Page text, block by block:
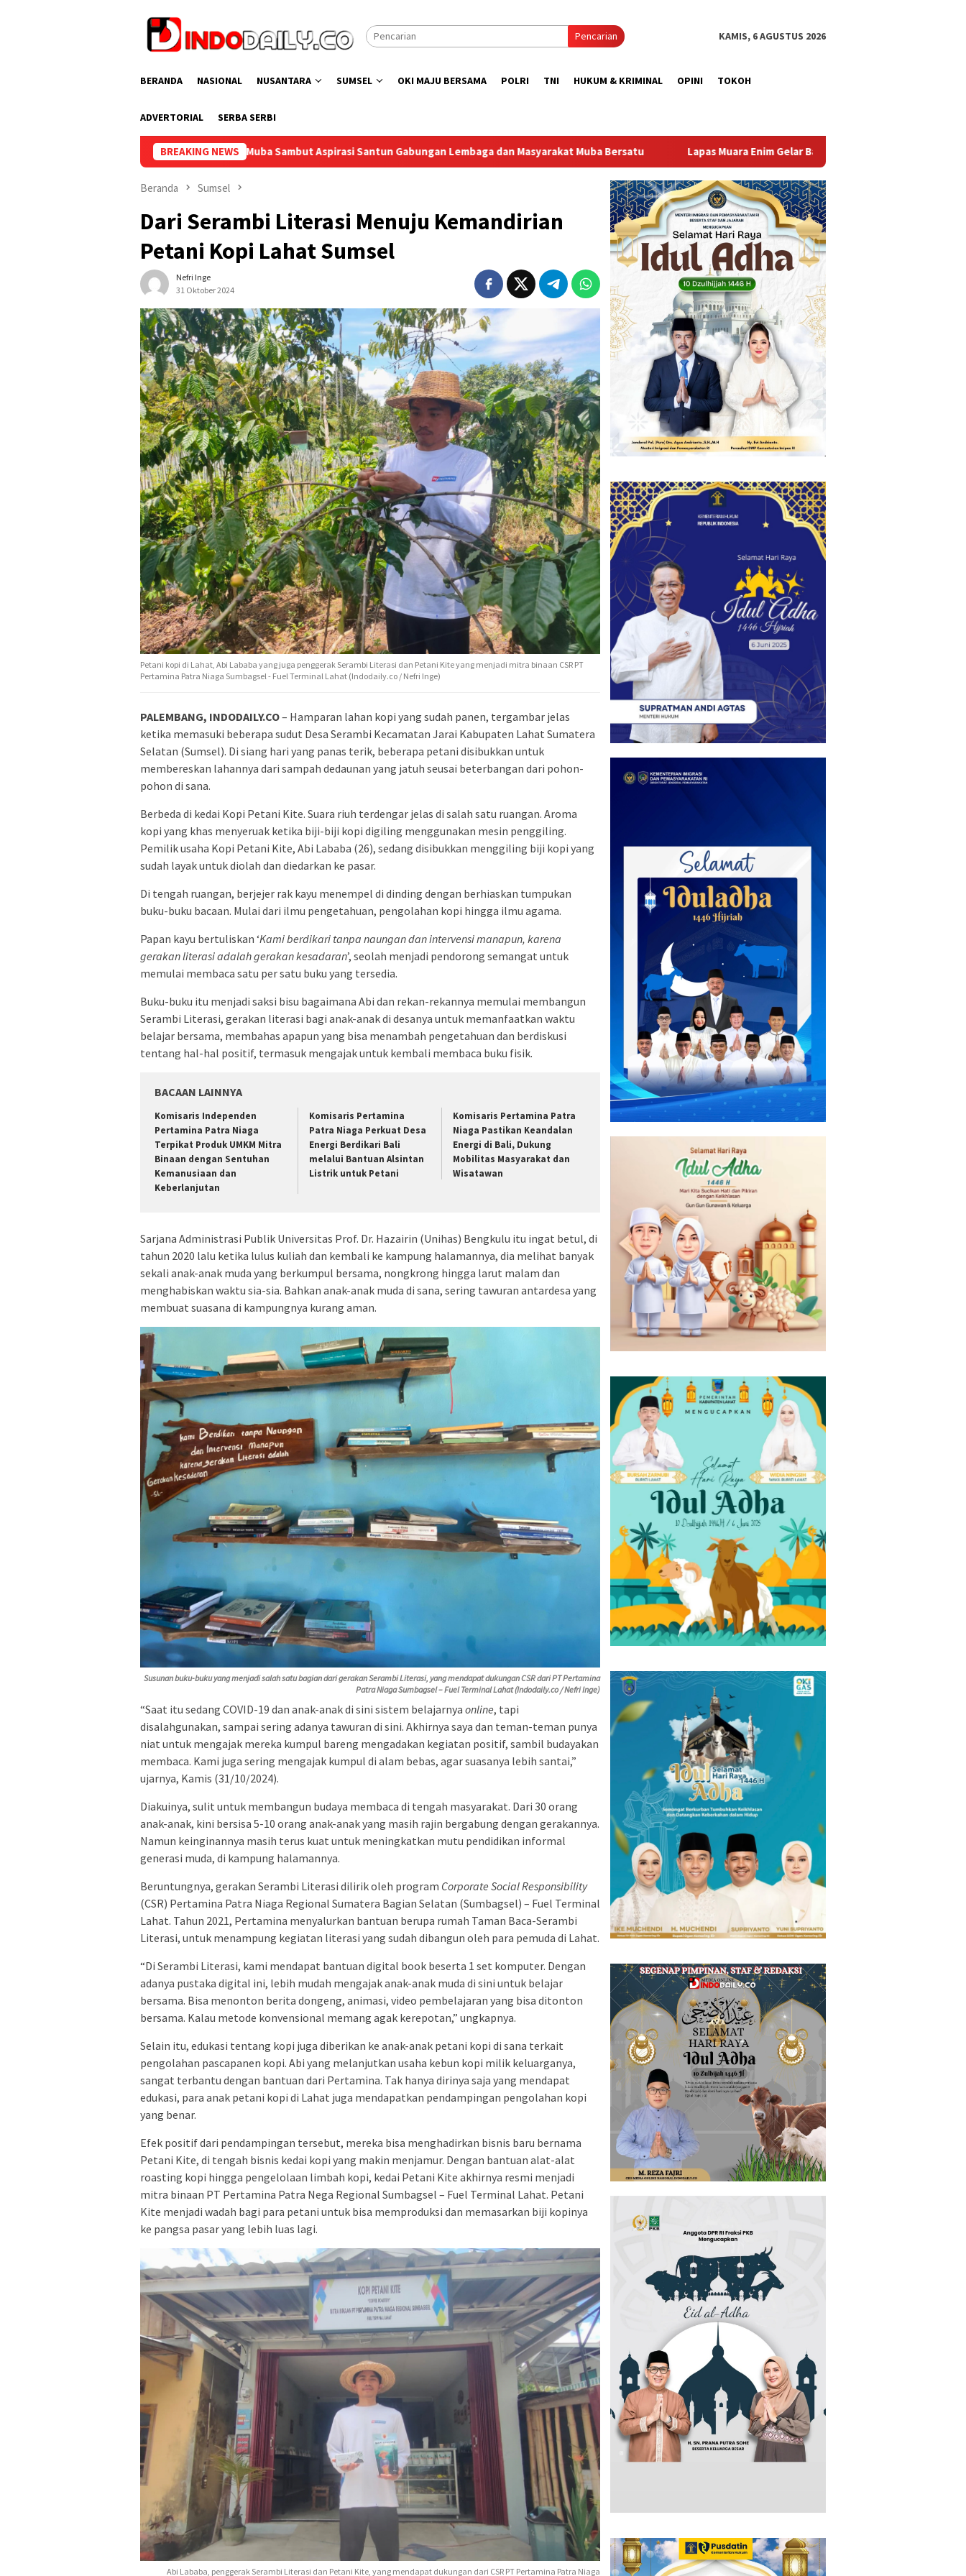
Pencarian KAMIS, 6 AGUSTUS 2026
BERANDA NASIONAL NUSANTARA SUMSEL OKI MAJU BERSAMA POLRI TNI HUKUM & KRIMINAL OPINI TOKOH
ADVERTORIAL SERBA SERBI
BREAKING NEWS
Bupati Muba Sambut Aspirasi Santun Gabungan Lembaga dan Masyarakat Muba Bersatu Lapas Muara Enim Gelar Bakti Sosial Donor Darah dalam Rangka Memperingati HUT ke-81
Beranda Sumsel
Dari Serambi Literasi Menuju Kemandirian
Petani Kopi Lahat Sumsel
Nefri Inge
31 Oktober 2024
Petani kopi di Lahat, Abi Lababa yang juga penggerak Serambi Literasi dan Petani Kite yang menjadi mitra binaan CSR PT
Pertamina Patra Niaga Sumbagsel - Fuel Terminal Lahat (Indodaily.co / Nefri Inge)
PALEMBANG, INDODAILY.CO– Hamparan lahan kopi yang sudah panen, tergambar jelas
ketika memasuki beberapa sudut Desa Serambi Kecamatan Jarai Kabupaten Lahat Sumatera
Selatan (Sumsel). Di siang hari yang panas terik, beberapa petani disibukkan untuk
membereskan lahannya dari sampah dedaunan yang jatuh seusai beterbangan dari pohon-
pohon di sana.
Berbeda di kedai Kopi Petani Kite. Suara riuh terdengar jelas di salah satu ruangan. Aroma
kopi yang khas menyeruak ketika biji-biji kopi digiling menggunakan mesin penggiling.
Pemilik usaha Kopi Petani Kite, Abi Lababa (26), sedang disibukkan menggiling biji kopi yang
sudah layak untuk diolah dan diedarkan ke pasar.
Di tengah ruangan, berjejer rak kayu menempel di dinding dengan berhiaskan tumpukan
buku-buku bacaan. Mulai dari ilmu pengetahuan, pengolahan kopi hingga ilmu agama.
Papan kayu bertuliskan ‘Kami berdikari tanpa naungan dan intervensi manapun, karena
gerakan literasi adalah gerakan kesadaran’, seolah menjadi pendorong semangat untuk
memulai membaca satu per satu buku yang tersedia.
Buku-buku itu menjadi saksi bisu bagaimana Abi dan rekan-rekannya memulai membangun
Serambi Literasi, gerakan literasi bagi anak-anak di desanya untuk memanfaatkan waktu
belajar bersama, membahas apapun yang bisa menambah pengetahuan dan berdiskusi
tentang hal-hal positif, termasuk mengajak untuk kembali membaca buku fisik.
BACAAN LAINNYA
Komisaris Independen
Pertamina Patra Niaga
Terpikat Produk UMKM Mitra
Binaan dengan Sentuhan
Kemanusiaan dan
Keberlanjutan
Komisaris Pertamina
Patra Niaga Perkuat Desa
Energi Berdikari Bali
melalui Bantuan Alsintan
Listrik untuk Petani
Komisaris Pertamina Patra
Niaga Pastikan Keandalan
Energi di Bali, Dukung
Mobilitas Masyarakat dan
Wisatawan
Sarjana Administrasi Publik Universitas Prof. Dr. Hazairin (Unihas) Bengkulu itu ingat betul, di
tahun 2020 lalu ketika lulus kuliah dan kembali ke kampung halamannya, dia melihat banyak
sekali anak-anak muda yang berkumpul bersama, nongkrong hingga larut malam dan
menghabiskan waktu sia-sia. Bahkan anak-anak muda di sana, sering tawuran antardesa yang
membuat suasana di kampungnya kurang aman.
Susunan buku-buku yang menjadi salah satu bagian dari gerakan Serambi Literasi, yang mendapat dukungan CSR dari PT Pertamina
Patra Niaga Sumbagsel – Fuel Terminal Lahat (Indodaily.co / Nefri Inge)
“Saat itu sedang COVID-19 dan anak-anak di sini sistem belajarnya online, tapi
disalahgunakan, sampai sering adanya tawuran di sini. Akhirnya saya dan teman-teman punya
niat untuk mengajak mereka kumpul bareng mengadakan kegiatan positif, sambil budayakan
membaca. Kami juga sering mengajak kumpul di alam bebas, agar suasanya lebih santai,”
ujarnya, Kamis (31/10/2024).
Diakuinya, sulit untuk membangun budaya membaca di tengah masyarakat. Dari 30 orang
anak-anak, kini bersisa 5-10 orang anak-anak yang masih rajin bergabung dengan gerakannya.
Namun keinginannya masih terus kuat untuk meningkatkan mutu pendidikan informal
generasi muda, di kampung halamannya.
Beruntungnya, gerakan Serambi Literasi dilirik oleh program Corporate Social Responsibility
(CSR) Pertamina Patra Niaga Regional Sumatera Bagian Selatan (Sumbagsel) – Fuel Terminal
Lahat. Tahun 2021, Pertamina menyalurkan bantuan berupa rumah Taman Baca-Serambi
Literasi, untuk menampung kegiatan literasi yang sudah dibangun oleh para pemuda di Lahat.
“Di Serambi Literasi, kami mendapat bantuan digital book beserta 1 set komputer. Dengan
adanya pustaka digital ini, lebih mudah mengajak anak-anak muda di sini untuk belajar
bersama. Bisa menonton berita dongeng, animasi, video pembelajaran yang bisa ditonton
bersama. Kalau metode konvensional memang agak kerepotan,” ungkapnya.
Selain itu, edukasi tentang kopi juga diberikan ke anak-anak petani kopi di sana terkait
pengolahan pascapanen kopi. Abi yang melanjutkan usaha kebun kopi milik keluarganya,
sangat terbantu dengan bantuan dari Pertamina. Tak hanya dirinya saja yang mendapat
edukasi, para anak petani kopi di Lahat juga mendapatkan pendampingan pengolahan kopi
yang benar.
Efek positif dari pendampingan tersebut, mereka bisa menghadirkan bisnis baru bernama
Petani Kite, di tengah bisnis kedai kopi yang makin menjamur. Dengan bantuan alat-alat
roasting kopi hingga pengelolaan limbah kopi, kedai Petani Kite akhirnya resmi menjadi
mitra binaan PT Pertamina Patra Nega Regional Sumbagsel – Fuel Terminal Lahat. Petani
Kite menjadi wadah bagi para petani untuk bisa memproduksi dan memasarkan biji kopinya
ke pangsa pasar yang lebih luas lagi.
Abi Lababa, penggerak Serambi Literasi dan Petani Kite, yang mendapat dukungan dari CSR PT Pertamina Patra Niaga